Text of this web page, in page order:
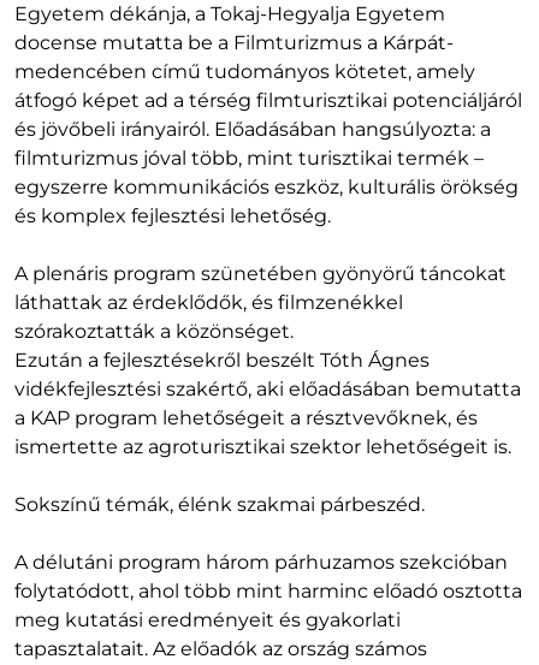
Egyetem dékánja, a Tokaj-Hegyalja Egyetem
docense mutatta be a Filmturizmus a Kárpát-
medencében című tudományos kötetet, amely
átfogó képet ad a térség filmturisztikai potenciáljáról
és jövőbeli irányairól. Előadásában hangsúlyozta: a
filmturizmus jóval több, mint turisztikai termék –
egyszerre kommunikációs eszköz, kulturális örökség
és komplex fejlesztési lehetőség.
A plenáris program szünetében gyönyörű táncokat
láthattak az érdeklődők, és filmzenékkel
szórakoztatták a közönséget.
Ezután a fejlesztésekről beszélt Tóth Ágnes
vidékfejlesztési szakértő, aki előadásában bemutatta
a KAP program lehetőségeit a résztvevőknek, és
ismertette az agroturisztikai szektor lehetőségeit is.
Sokszínű témák, élénk szakmai párbeszéd.
A délutáni program három párhuzamos szekcióban
folytatódott, ahol több mint harminc előadó osztotta
meg kutatási eredményeit és gyakorlati
tapasztalatait. Az előadók az ország számos